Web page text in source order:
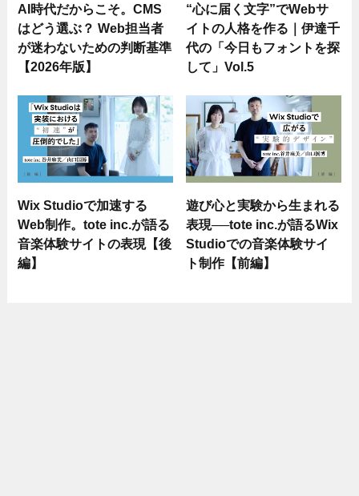
AI時代だからこそ。CMS
はどう選ぶ？ Web担当者
が迷わないための判断基準
【2026年版】
“心に届く文字”でWebサ
イトの人格を作る｜伊達千
代の「今日もフォントを探
して」Vol.5
Wix Studioで加速する
Web制作。tote inc.が語る
音楽体験サイトの表現【後
編】
遊び心と実験から生まれる
表現──tote inc.が語るWix
Studioでの音楽体験サイ
ト制作【前編】